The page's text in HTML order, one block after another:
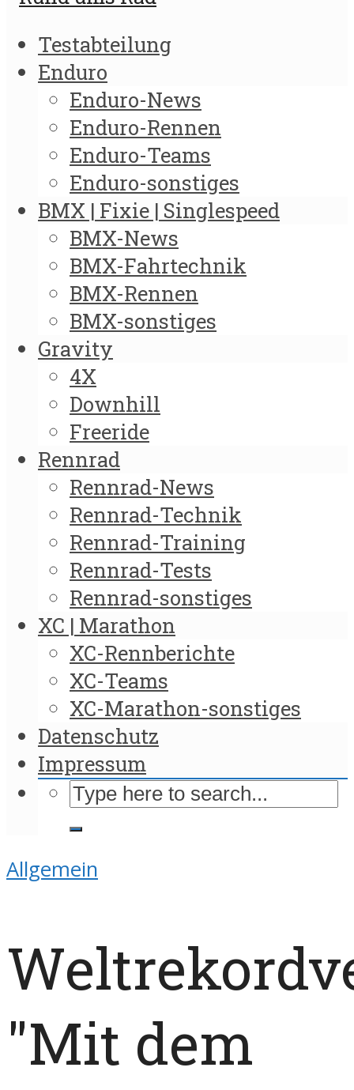
Testabteilung
Enduro
Enduro-News
Enduro-Rennen
Enduro-Teams
Enduro-sonstiges
BMX | Fixie | Singlespeed
BMX-News
BMX-Fahrtechnik
BMX-Rennen
BMX-sonstiges
Gravity
4X
Downhill
Freeride
Rennrad
Rennrad-News
Rennrad-Technik
Rennrad-Training
Rennrad-Tests
Rennrad-sonstiges
XC | Marathon
XC-Rennberichte
XC-Teams
XC-Marathon-sonstiges
Datenschutz
Impressum
Allgemein
"Mit dem